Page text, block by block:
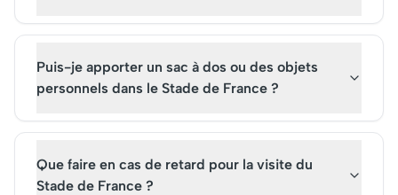
Puis-je apporter un sac à dos ou des objets
personnels dans le Stade de France ?
Que faire en cas de retard pour la visite du
Stade de France ?